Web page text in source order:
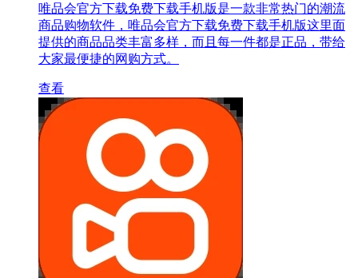
唯品会官方下载免费下载手机版是一款非常热门的潮流
商品购物软件，唯品会官方下载免费下载手机版这里面
提供的商品品类丰富多样，而且每一件都是正品，带给
大家最便捷的网购方式。
查看